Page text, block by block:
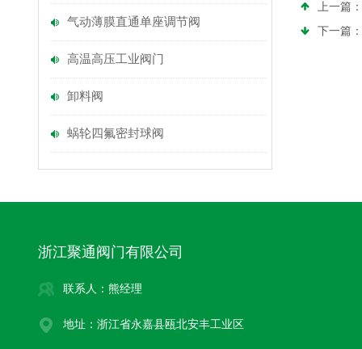
气动薄膜直通单座调节阀
高温高压工业阀门
卸料阀
蜗轮四氟密封球阀
上一篇：
下一篇：
浙江聚通阀门有限公司
联系人：熊经理
地址：浙江省永嘉县瓯北安丰工业区